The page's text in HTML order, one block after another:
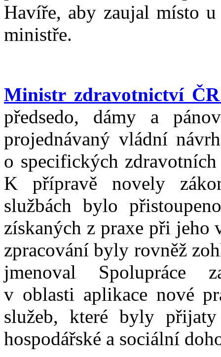
Havíře, aby zaujal místo
ministře.
Ministr zdravotnictví
předsedo, dámy a
projednávaný vládní
o specifických
K přípravě novely
službách bylo
získaných z praxe při jeho
zpracování byly rovněž
jmenoval Spolupráce
v oblasti aplikace nové
služeb, které byly
hospodářské a sociální